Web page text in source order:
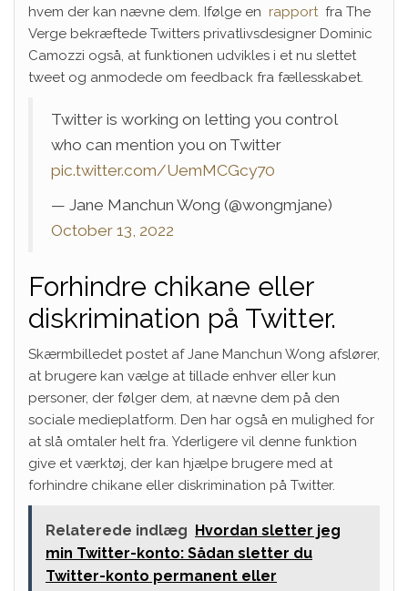
hvem der kan nævne dem. Ifølge en rapportfra The
Verge bekræftede Twitters privatlivsdesigner Dominic
Camozzi også, at funktionen udvikles i et nu slettet
tweet og anmodede om feedback fra fællesskabet.
Twitter is working on letting you control
who can mention you on Twitter
pic.twitter.com/UemMCGcy70
— Jane Manchun Wong (@wongmjane)
October 13, 2022
Forhindre chikane eller
diskrimination på Twitter.
Skærmbilledet postet af Jane Manchun Wong afslører,
at brugere kan vælge at tillade enhver eller kun
personer, der følger dem, at nævne dem på den
sociale medieplatform. Den har også en mulighed for
at slå omtaler helt fra. Yderligere vil denne funktion
give et værktøj, der kan hjælpe brugere med at
forhindre chikane eller diskrimination på Twitter.
Relaterede indlæg Hvordan sletter jeg
min Twitter-konto: Sådan sletter du
Twitter-konto permanent eller